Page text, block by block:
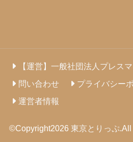
【運営】一般社団法人プレス
問い合わせ
プライバシー
運営者情報
©Copyright2026 東京とりっぷ